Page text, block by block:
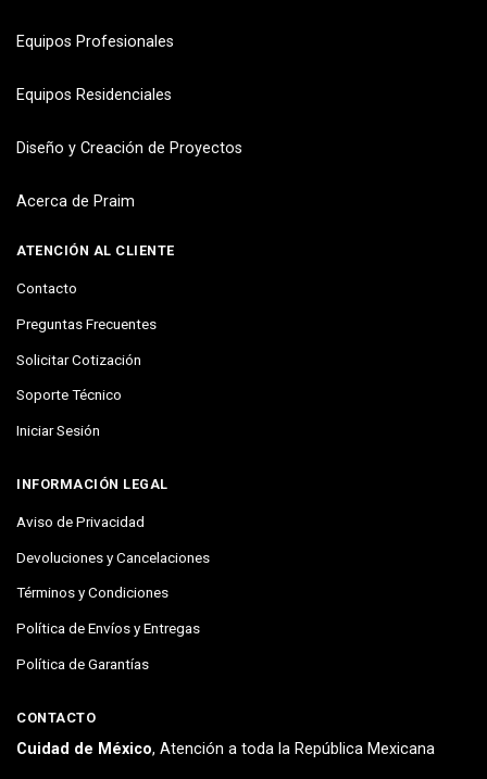
Equipos Profesionales
Equipos Residenciales
Diseño y Creación de Proyectos
Acerca de Praim
ATENCIÓN AL CLIENTE
Contacto
Preguntas Frecuentes
Solicitar Cotización
Soporte Técnico
Iniciar Sesión
INFORMACIÓN LEGAL
Aviso de Privacidad
Devoluciones y Cancelaciones
Términos y Condiciones
Política de Envíos y Entregas
Política de Garantías
CONTACTO
Cuidad de México, Atención a toda la República Mexicana